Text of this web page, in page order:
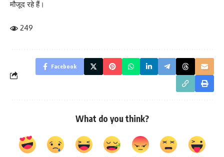
मौजूद रहे हैं।
249
Facebook
What do you think?